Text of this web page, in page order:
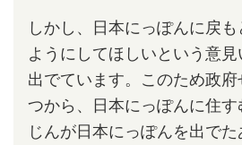
しかし、日本にっぽんに戻
ようにしてほしいという意
出でています。このため政
つから、日本にっぽんに住す
じんが日本にっぽんを出で